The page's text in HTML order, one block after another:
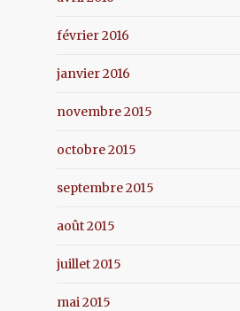
février 2016
janvier 2016
novembre 2015
octobre 2015
septembre 2015
août 2015
juillet 2015
mai 2015